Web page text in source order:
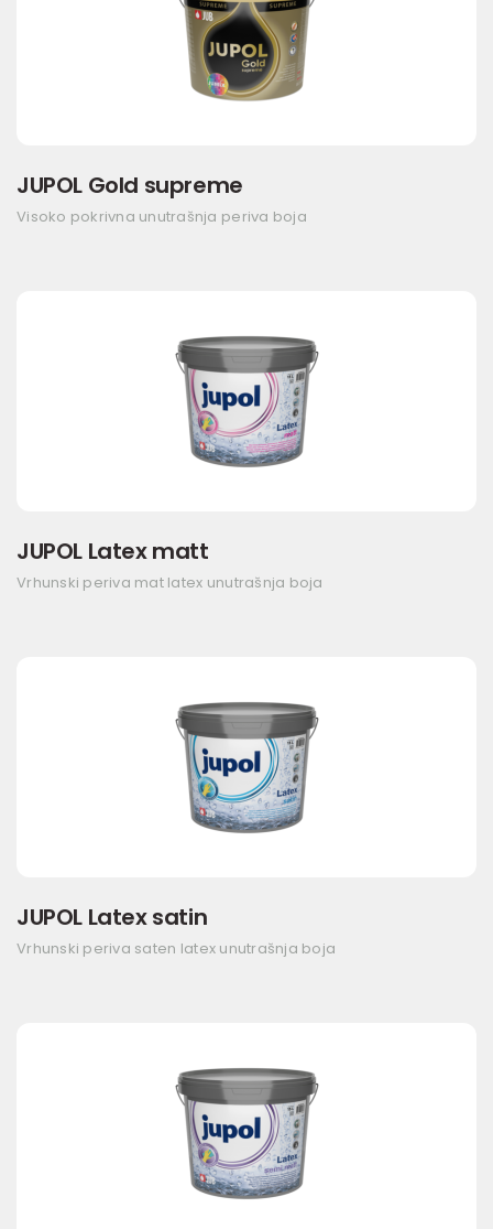
JUPOL Gold supreme
Visoko pokrivna unutrašnja periva boja
JUPOL Latex matt
Vrhunski periva mat latex unutrašnja boja
JUPOL Latex satin
Vrhunski periva saten latex unutrašnja boja